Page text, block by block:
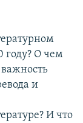
О чем
и
И что